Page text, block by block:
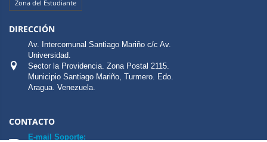
Zona del Estudiante
DIRECCIÓN
Av. Intercomunal Santiago Mariño c/c Av.
Universidad.
Sector la Providencia. Zona Postal 2115.
Municipio Santiago Mariño, Turmero. Edo.
Aragua. Venezuela.
CONTACTO
E-mail Soporte: